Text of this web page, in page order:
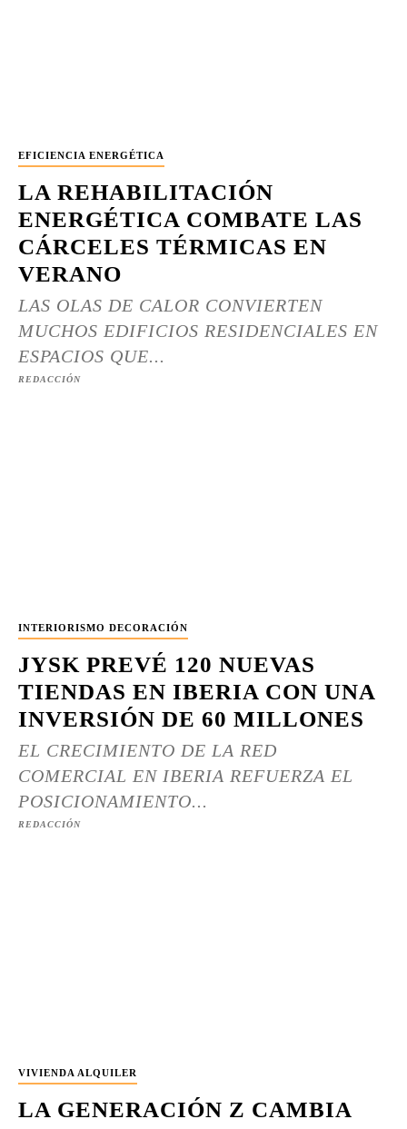
EFICIENCIA ENERGÉTICA
LA REHABILITACIÓN
ENERGÉTICA COMBATE LAS
CÁRCELES TÉRMICAS EN
VERANO
LAS OLAS DE CALOR CONVIERTEN
MUCHOS EDIFICIOS RESIDENCIALES EN
ESPACIOS QUE...
REDACCIÓN
INTERIORISMO DECORACIÓN
JYSK PREVÉ 120 NUEVAS
TIENDAS EN IBERIA CON UNA
INVERSIÓN DE 60 MILLONES
EL CRECIMIENTO DE LA RED
COMERCIAL EN IBERIA REFUERZA EL
POSICIONAMIENTO...
REDACCIÓN
VIVIENDA ALQUILER
LA GENERACIÓN Z CAMBIA